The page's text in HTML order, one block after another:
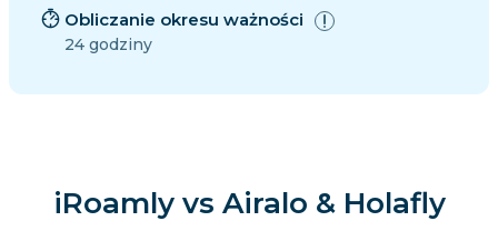
Obliczanie okresu ważności
24 godziny
iRoamly vs Airalo & Holafly